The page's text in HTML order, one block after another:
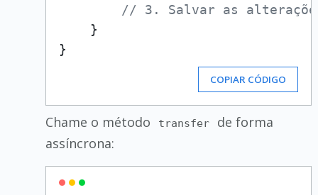
// 3. Salvar as
    }
COPIAR CÓDIGO
Chame o método transfer
de forma
assíncrona: